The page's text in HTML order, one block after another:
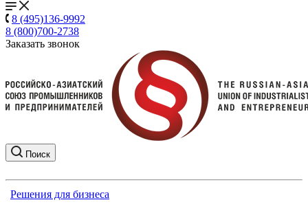
8 (495)136-9992
8 (800)700-2738
Заказать звонок
Поиск
Решения для бизнеса